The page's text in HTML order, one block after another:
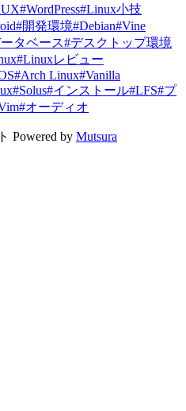
#WordPress#Linux小技
#開発環境#Debian#Vine
タベース#デスクトップ環境
#Linuxレビュー
#Arch Linux#Vanilla
#Solus#インストール#LFS#プ
#オーディオ
Powered by Mutsura